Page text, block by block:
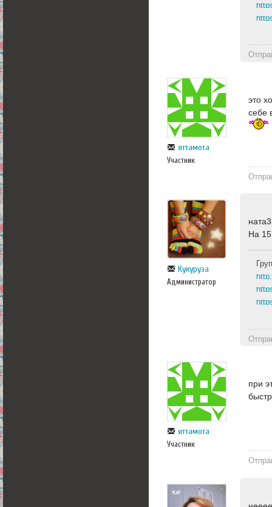
яттамота
Участник
это
себе
Кукуруза
Администратор
На
яттамота
Участник
при